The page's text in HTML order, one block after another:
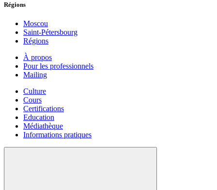
Régions
Moscou
Saint-Pétersbourg
Régions
À propos
Pour les professionnels
Mailing
Culture
Cours
Certifications
Education
Médiathèque
Informations pratiques